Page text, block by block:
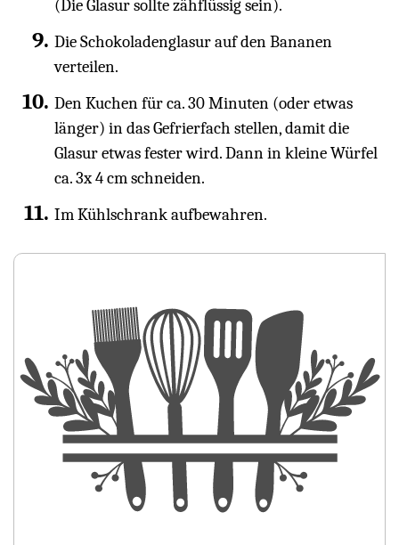
(Die Glasur sollte zähflüssig sein).
Die Schokoladenglasur auf den Bananen
verteilen.
Den Kuchen für ca. 30 Minuten (oder etwas
länger) in das Gefrierfach stellen, damit die
Glasur etwas fester wird. Dann in kleine Würfel
ca. 3x 4 cm schneiden.
Im Kühlschrank aufbewahren.